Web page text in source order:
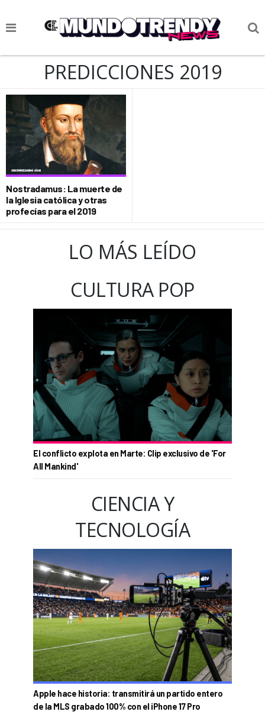
NOTICIAS
CIENCIA Y TECNOLOGÍA
VIDA
SOCIEDAD
CULTURIZANDO.COM
PREDICCIONES 2019
Nostradamus: La muerte de
la Iglesia católica y otras
profecías para el 2019
LO MÁS LEÍDO
CULTURA POP
El conflicto explota en Marte: Clip exclusivo de 'For
All Mankind'
CIENCIA Y
TECNOLOGÍA
Apple hace historia: transmitirá un partido entero
de la MLS grabado 100% con el iPhone 17 Pro